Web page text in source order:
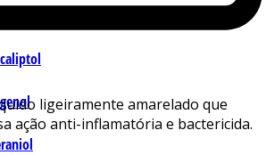
ligeiramente amarelado que
ação anti-inflamatória e bactericida.